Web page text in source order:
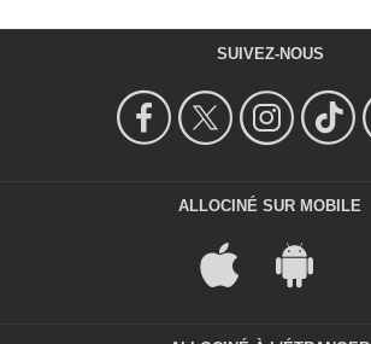
SUIVEZ-NOUS
ALLOCINÉ SUR MOBILE